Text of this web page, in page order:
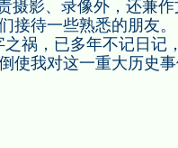
摄影、录像外，还兼
接待一些熟悉的朋友。
之祸，已多年不记日记
使我对这一重大历史